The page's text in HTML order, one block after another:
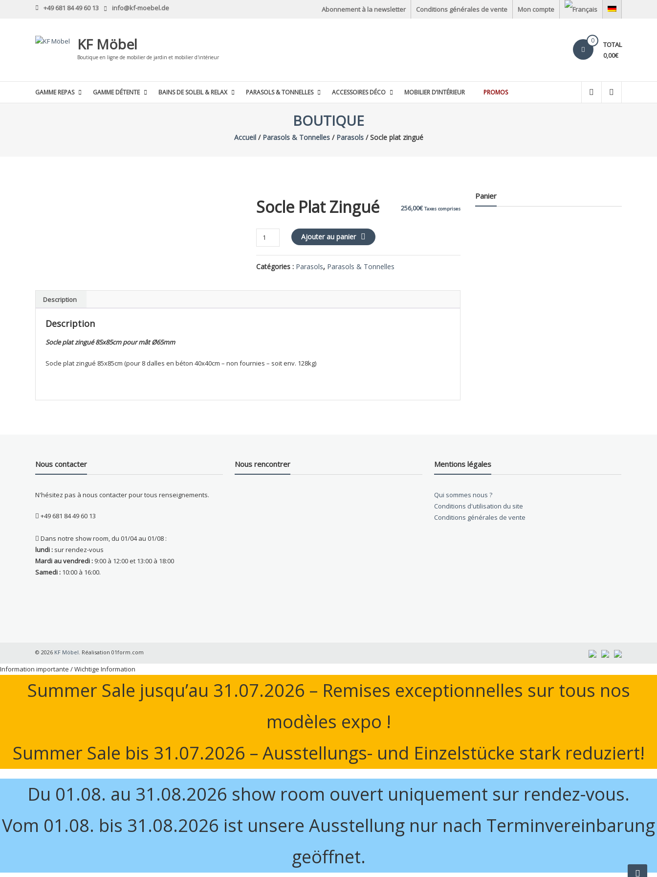
+49 681 84 49 60 13 info@kf-moebel.de Abonnement à la newsletter Conditions générales de vente Mon compte
KF Möbel
Boutique en ligne de mobilier de jardin et mobilier d'intérieur
0 TOTAL
0,00€
GAMME REPAS GAMME DÉTENTE BAINS DE SOLEIL & RELAX PARASOLS & TONNELLES ACCESSOIRES DÉCO MOBILIER D’INTÉRIEUR PROMOS
BOUTIQUE
Accueil/ Parasols & Tonnelles/ Parasols/ Socle plat zingué
Socle Plat Zingué 256,00€ Taxes comprises
quantité
de
Socle
plat
Ajouter au panier
Catégories : Parasols, Parasols & Tonnelles
Description
Description
Socle plat zingué 85x85cm pour mât Ø65mm
Socle plat zingué 85x85cm (pour 8 dalles en béton 40x40cm – non fournies – soit env. 128kg)
Panier
Nous contacter
N'hésitez pas à nous contacter pour tous renseignements.
+49 681 84 49 60 13
Dans notre show room, du 01/04 au 01/08 :
lundi : sur rendez-vous
Mardi au vendredi : 9:00 à 12:00 et 13:00 à 18:00
Samedi : 10:00 à 16:00.
Nous rencontrer Mentions légales
Qui sommes nous ?
Conditions d'utilisation du site
Conditions générales de vente
© 2026 KF Möbel. Réalisation 01form.com
Information importante / Wichtige Information
Summer Sale jusqu’au 31.07.2026 – Remises exceptionnelles sur tous nos
modèles expo !
Summer Sale bis 31.07.2026 – Ausstellungs- und Einzelstücke stark reduziert!
Du 01.08. au 31.08.2026 show room ouvert uniquement sur rendez-vous.
Vom 01.08. bis 31.08.2026 ist unsere Ausstellung nur nach Terminvereinbarung
geöffnet.